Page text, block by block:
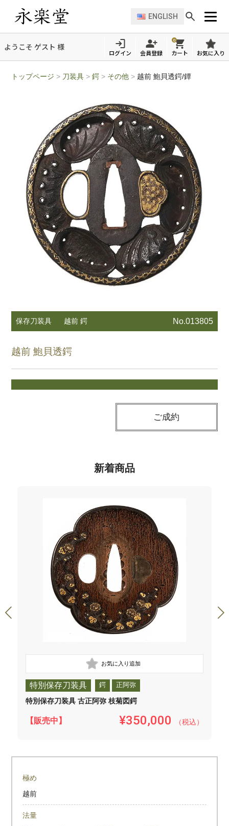
ENGLISH
ようこそ ゲスト 様
ログイン 会員登録
0
カート お気に入り
トップページ > 刀装具 >鍔 > その他 > 越前 鮑貝透鍔/鐔
保存刀装具 越前 鍔 No.013805
越前 鮑貝透鍔
ご成約
新着商品
特別保存刀装具 鍔 正阿弥
特別保存刀装具 古正阿弥 枝菊図鍔
【販売中】 ¥350,000 （税込）
極め
越前
法量